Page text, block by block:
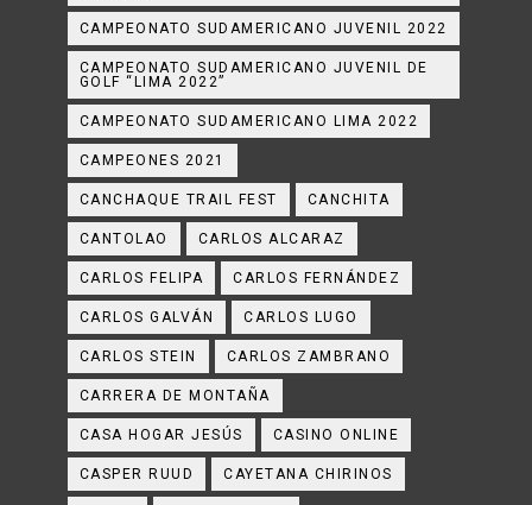
CAMPEONATO SUDAMERICANO JUVENIL 2022
CAMPEONATO SUDAMERICANO JUVENIL DE
GOLF “LIMA 2022”
CAMPEONATO SUDAMERICANO LIMA 2022
CAMPEONES 2021
CANCHAQUE TRAIL FEST CANCHITA
CANTOLAO CARLOS ALCARAZ
CARLOS FELIPA CARLOS FERNÁNDEZ
CARLOS GALVÁN CARLOS LUGO
CARLOS STEIN CARLOS ZAMBRANO
CARRERA DE MONTAÑA
CASA HOGAR JESÚS CASINO ONLINE
CASPER RUUD CAYETANA CHIRINOS